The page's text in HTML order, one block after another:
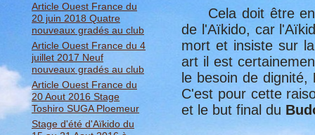
Article Ouest France du
20 juin 2018 Quatre
nouveaux gradés au club
Article Ouest France du 4
juillet 2017 Neuf
nouveaux gradés au club
Article Ouest France du
20 Aout 2016 Stage
Toshiro SUGA Ploemeur
Stage d'été d'Aïkido du
Cela doit être
de l'Aïkido, car
mort et insiste sur
art il est
le besoin de dignité,
C'est pour cette
et le but final du